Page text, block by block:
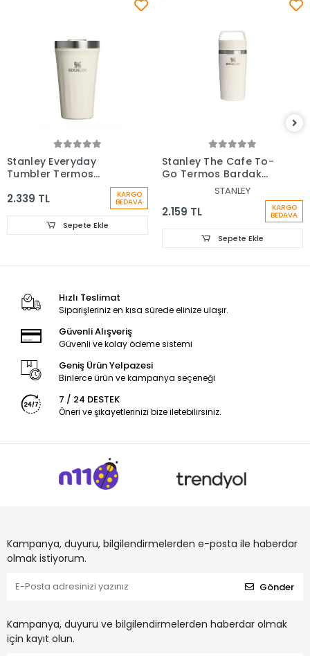
Stanley Everyday
Tumbler Termos
2.339 TL KARGO
BEDAVA
Sepete Ekle
Stanley The Cafe To-
Go Termos Bardak
STANLEY
2.159 TL KARGO
BEDAVA
Sepete Ekle
Hızlı Teslimat
Siparişleriniz en kısa sürede elinize ulaşır.
Güvenli Alışveriş
Güvenli ve kolay ödeme sistemi
Geniş Ürün Yelpazesi
Binlerce ürün ve kampanya seçeneği
7 / 24 DESTEK
Öneri ve şikayetlerinizi bize iletebilirsiniz.
Kampanya, duyuru, bilgilendirmelerden e-posta ile haberdar
olmak istiyorum.
Gönder
Kampanya, duyuru ve bilgilendirmelerden haberdar olmak
için kayıt olun.